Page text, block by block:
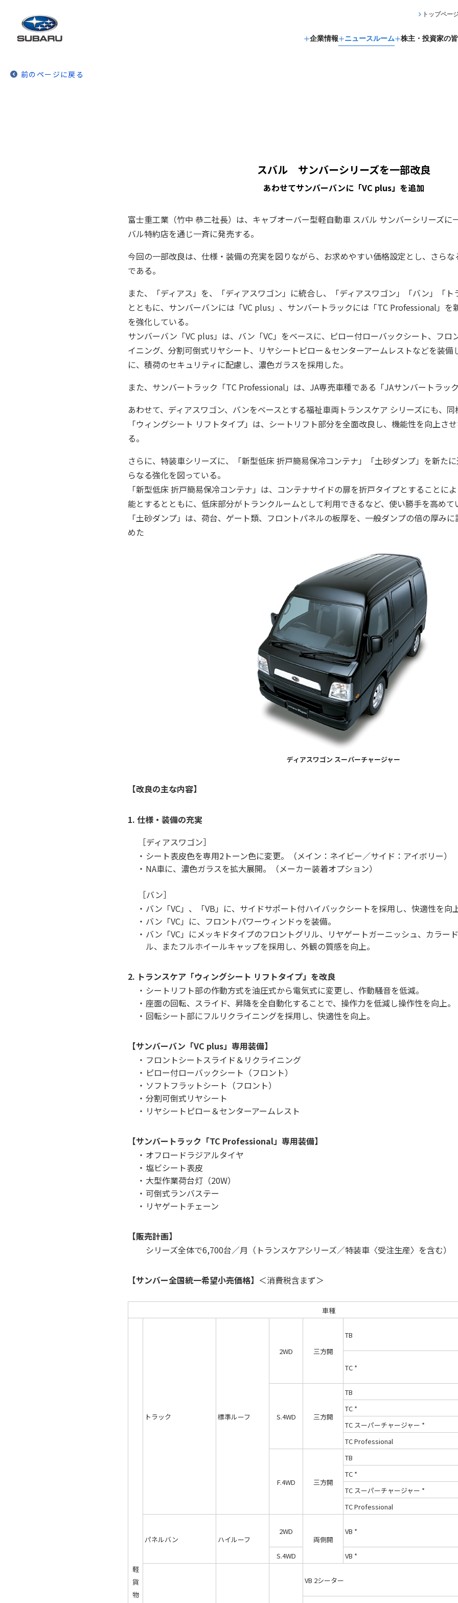
企業情報 ニュースルーム 株主・投資家の
トップペー
前のページに戻る
スバル サンバーシリーズを一部改良
あわせてサンバーバンに「VC plus」を追加
富士重工業（竹中 恭二社長）は、キャブオーバー型軽自動車 スバル サンバーシリーズに
バル特約店を通じ一斉に発売する。
今回の一部改良は、仕様・装備の充実を図りながら、お求めやすい価格設定とし、さら
である。
また、「ディアス」を、「ディアスワゴン」に統合し、「ディアスワゴン」「バン」「
とともに、サンバーバンには「VC plus」、サンバートラックには「TC Professional」を
を強化している。
サンバーバン「VC plus」は、バン「VC」をベースに、ピロー付ローバックシート、フロ
イニング、分割可倒式リヤシート、リヤシートピロー＆センターアームレストなどを装備
に、積荷のセキュリティに配慮し、濃色ガラスを採用した。
また、サンバートラック「TC Professional」は、JA専売車種である「JAサンバートラッ
あわせて、ディアスワゴン、バンをベースとする福祉車両トランスケア シリーズにも、同
「ウィングシート リフトタイプ」は、シートリフト部分を全面改良し、機能性を向上さ
る。
さらに、特装車シリーズに、「新型低床 折戸簡易保冷コンテナ」「土砂ダンプ」を新た
らなる強化を図っている。
「新型低床 折戸簡易保冷コンテナ」は、コンテナサイドの扉を折戸タイプとすることに
能とするとともに、低床部分がトランクルームとして利用できるなど、使い勝手を高めて
「土砂ダンプ」は、荷台、ゲート類、フロントパネルの板厚を、一般ダンプの倍の厚み
めた
ディアスワゴン スーパーチャージャー
【改良の主な内容】
1. 仕様・装備の充実
［ディアスワゴン］
・ シート表皮色を専用2トーン色に変更。（メイン：ネイビー／サイド：アイボリー）
・ NA車に、濃色ガラスを拡大展開。（メーカー装着オプション）
［バン］
・ バン「VC」、「VB」に、サイドサポート付ハイバックシートを採用し、快適性を向上
・ バン「VC」に、フロントパワーウィンドゥを装備。
・ バン「VC」にメッキドタイプのフロントグリル、リヤゲートガーニッシュ、カラー
ル、またフルホイールキャップを採用し、外観の質感を向上。
2. トランスケア「ウィングシート リフトタイプ」を改良
・ シートリフト部の作動方式を油圧式から電気式に変更し、作動騒音を低減。
・ 座面の回転、スライド、昇降を全自動化することで、操作力を低減し操作性を向上。
・ 回転シート部にフルリクライニングを採用し、快適性を向上。
【サンバーバン「VC plus」専用装備】
・ フロントシートスライド＆リクライニング
・ ピロー付ローバックシート（フロント）
・ ソフトフラットシート（フロント）
・ 分割可倒式リヤシート
・ リヤシートピロー＆センターアームレスト
【サンバートラック「TC Professional」専用装備】
・ オフロードラジアルタイヤ
・ 塩ビシート表皮
・ 大型作業荷台灯（20W）
・ 可倒式ランバステー
・ リヤゲートチェーン
【販売計画】
シリーズ全体で6,700台／月（トランスケアシリーズ／特装車〈受注生産〉を含む）
【サンバー全国統一希望小売価格】 ＜消費税含まず＞
車種
軽
貨
物
トラック 標準ルーフ
2WD 三方開
TB
TC *
S.4WD 三方開
TB
TC *
TC スーパーチャージャー *
TC Professional
F.4WD 三方開
TB
TC *
TC スーパーチャージャー *
TC Professional
パネルバン ハイルーフ
2WD
両側開
VB *
S.4WD
VB *
VB 2シーター